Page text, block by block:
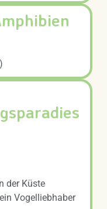
der Küste
Vogelliebhaber